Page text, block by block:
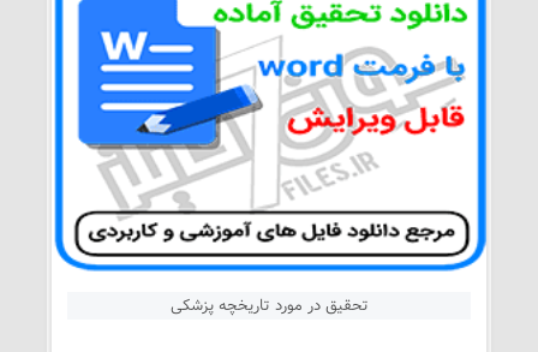
تحقیق در مورد تاریخچه پزشکی